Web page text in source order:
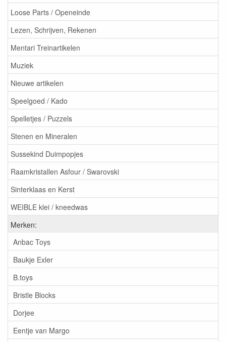
Loose Parts / Openeinde
Lezen, Schrijven, Rekenen
Mentari Treinartikelen
Muziek
Nieuwe artikelen
Speelgoed / Kado
Spelletjes / Puzzels
Stenen en Mineralen
Sussekind Duimpopjes
Raamkristallen Asfour / Swarovski
Sinterklaas en Kerst
WEIBLE klei / kneedwas
Merken:
Anbac Toys
Baukje Exler
B.toys
Bristle Blocks
Dorjee
Eentje van Margo